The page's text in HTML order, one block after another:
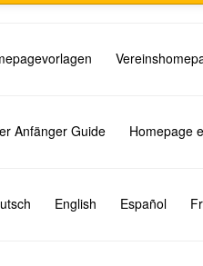
Anfänger Guide Homepage
English Español